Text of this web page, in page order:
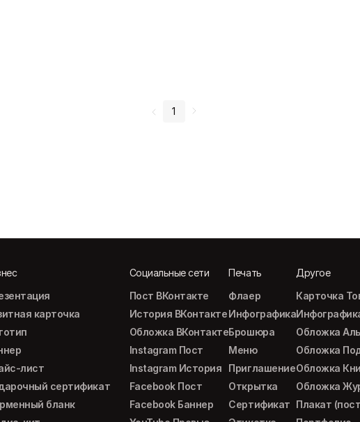
1
карточка
лист
сертификат
бланк
Социальные сети
Пост ВКонтакте
История ВКонтакте
Обложка ВКонтакте
Instagram Пост
Instagram История
Facebook Пост
Facebook Баннер
Печать
Флаер
Инфографика
Брошюра
Меню
Приглашение
Открытка
Сертификат
Другое
Карточка
Обложка
Обложка
Обложка
Обложка
Плакат